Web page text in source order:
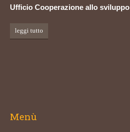
Ufficio Cooperazione allo sviluppo
leggi tutto
Menù